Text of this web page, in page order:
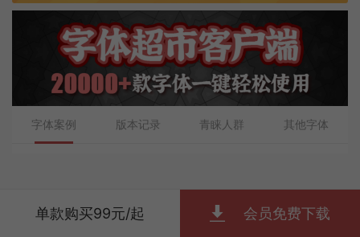
字体案例 版本记录 青睐人群 其他字体
单款购买99元/起 会员免费下载